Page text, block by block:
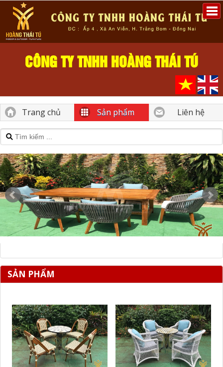
CÔNG TY TNHH HOÀNG THÁI TÚ
Trang chủ Sản phẩm Liên hệ
SẢN PHẨM